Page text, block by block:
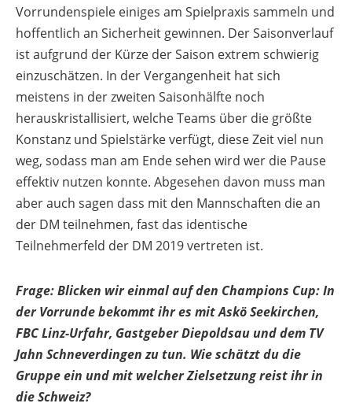
Vorrundenspiele einiges am Spielpraxis sammeln und
hoffentlich an Sicherheit gewinnen. Der Saisonverlauf
ist aufgrund der Kürze der Saison extrem schwierig
einzuschätzen. In der Vergangenheit hat sich
meistens in der zweiten Saisonhälfte noch
herauskristallisiert, welche Teams über die größte
Konstanz und Spielstärke verfügt, diese Zeit viel nun
weg, sodass man am Ende sehen wird wer die Pause
effektiv nutzen konnte. Abgesehen davon muss man
aber auch sagen dass mit den Mannschaften die an
der DM teilnehmen, fast das identische
Teilnehmerfeld der DM 2019 vertreten ist.
Frage: Blicken wir einmal auf den Champions Cup: In
der Vorrunde bekommt ihr es mit Askö Seekirchen,
FBC Linz-Urfahr, Gastgeber Diepoldsau und dem TV
Jahn Schneverdingen zu tun. Wie schätzt du die
Gruppe ein und mit welcher Zielsetzung reist ihr in
die Schweiz?